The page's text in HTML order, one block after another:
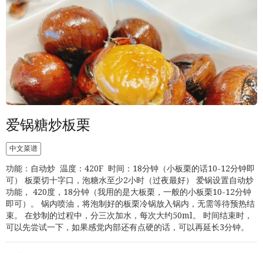
爱锅糖炒板栗
中文菜谱
功能：自动炒 温度：420F 时间：18分钟（小板栗的话10-12分钟即
可） 板栗切十字口，泡糖水至少2小时（过夜最好） 爱锅设置自动炒
功能， 420度，18分钟（我用的是大板栗，一般的小板栗10-12分钟
即可）。 锅内喷油，将泡制好的板栗冷锅放入锅内，无需等待预热结
束。 在炒制的过程中，分三次加水，每次大约50ml。 时间结束时，
可以先尝试一下，如果感觉内部还有点硬的话，可以再延长3分钟。